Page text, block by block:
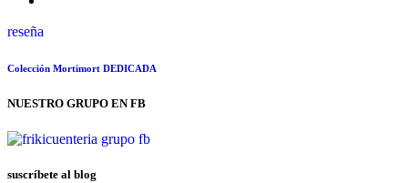
reseña
Colección Mortimort DEDICADA
NUESTRO GRUPO EN FB
suscríbete al blog